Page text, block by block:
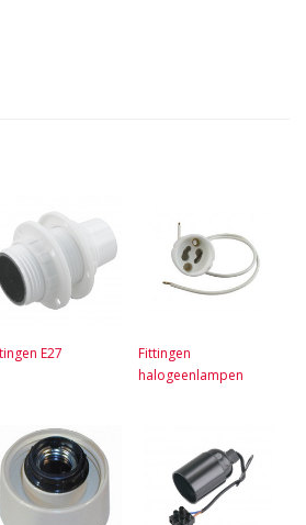
E27
Fittingen
halogeenlampen